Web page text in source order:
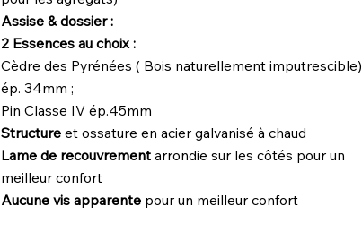
Assise & dossier :
2 Essences au choix :
Cèdre des Pyrénées ( Bois naturellement imputrescible)
ép. 34mm ;
Pin Classe IV ép.45mm
Structure et ossature en acier galvanisé à chaud
Lame de recouvrement arrondie sur les côtés pour un
meilleur confort
Aucune vis apparente pour un meilleur confort